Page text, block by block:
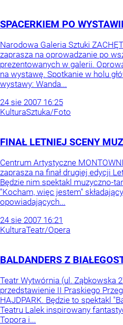
SPACERKIEM PO
Narodowa Galeria Sztuki
zaprasza na oprowadzanie po
prezentowanych w galerii.
na wystawę. Spotkanie w holu
wystawy: Wanda...
24 sie 2007 16:25
KulturaSztuka/Foto
FINAŁ LETNIEJ SCENY
Centrum Artystyczne
zaprasza na finał drugiej edycji
Będzie nim spektakl muzyczno-
"Kocham, więc jestem"
opowiadających...
24 sie 2007 16:21
KulturaTeatr/Opera
BALDANDERS Z
Teatr Wytwórnia (ul. Ząbkowska
przedstawienie II Praskiego
HAJDPARK. Będzie to spektakl
Teatru Lalek inspirowany
Topora i...